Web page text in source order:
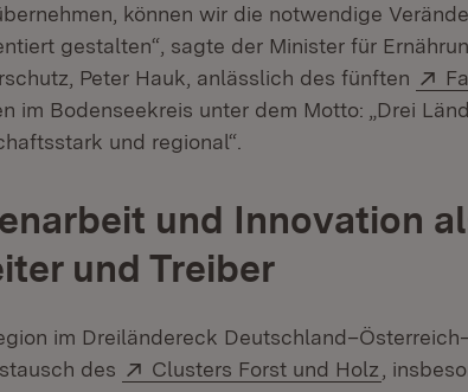
können wir die notwendige
gestalten“, sagte der Minister für
Peter Hauk, anlässlich des fünften
im Bodenseekreis unter dem Motto: „Drei
und regional“.
und Innovation
und Treiber
im Dreiländereck
des
Extern:
Clusters Forst und Holz (Öffnet
,